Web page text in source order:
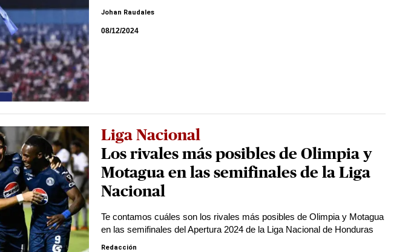
Johan Raudales
08/12/2024
Liga Nacional
Los rivales más posibles de Olimpia y
Motagua en las semifinales de la Liga
Nacional
Te contamos cuáles son los rivales más posibles de Olimpia y Motagua
en las semifinales del Apertura 2024 de la Liga Nacional de Honduras
Redacción